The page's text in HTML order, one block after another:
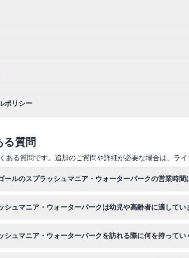
ポリシー
る質問
ある質問です。追加のご質問や詳細が必要な場合は、ラ
ールのスプラッシュマニア・ウォーターパークの営業時間
（変更される場合がありますので、ご予約時にご確認くだ
シュマニア・ウォーターパークは幼児や高齢者に適してい
大人料金を支払います。
シュマニア・ウォーターパークを訪れる際に何を持ってい